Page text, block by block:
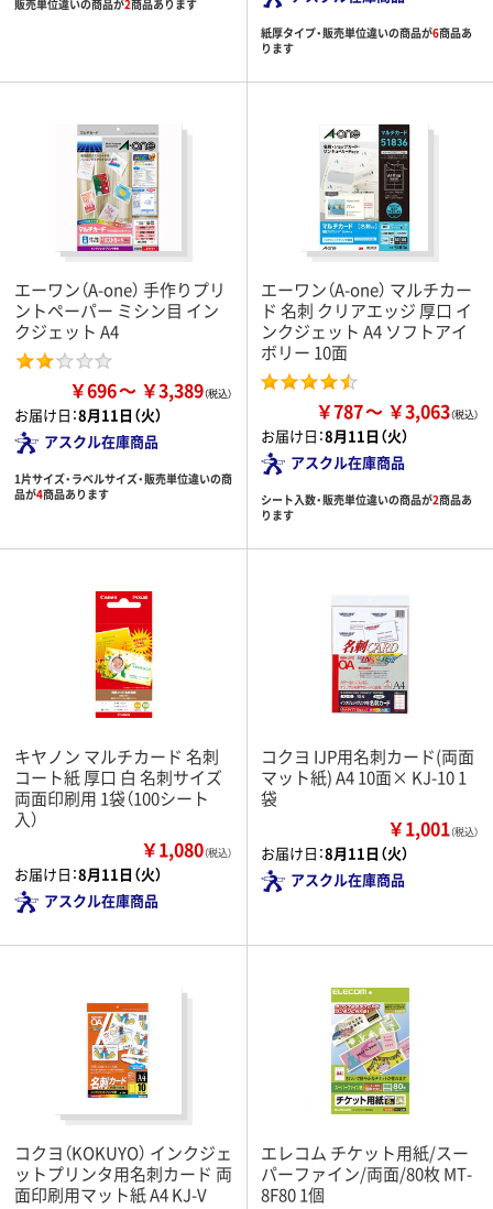
販売単位違いの商品が2商品あります
紙厚タイプ・販売単位違いの商品が6商品あ
ります
エーワン（A-one） 手作りプリ
ントペーパー ミシン目 イン
クジェット A4
￥696 ￥3,389
お届け日：8月11日（火）
アスクル在庫商品
1片サイズ・ラベルサイズ・販売単位違いの商
品が4商品あります
エーワン（A-one） マルチカー
ド 名刺 クリアエッジ 厚口 イ
ンクジェット A4 ソフトアイ
ボリー 10面
￥787 ￥3,063
お届け日：8月11日（火）
アスクル在庫商品
シート入数・販売単位違いの商品が2商品あ
ります
キヤノン マルチカード 名刺
コート紙 厚口 白 名刺サイズ
両面印刷用 1袋（100シート
入）
￥1,080（税込）
お届け日：8月11日（火）
アスクル在庫商品
コクヨ IJP用名刺カード(両面
マット紙) A4 10面× KJ-10 1
袋
￥1,001（税込）
お届け日：8月11日（火）
アスクル在庫商品
コクヨ（KOKUYO） インクジェ
ットプリンタ用名刺カード 両
面印刷用マット紙 A4 KJ-V
エレコム チケット用紙/スー
パーファイン/両面/80枚 MT-
8F80 1個